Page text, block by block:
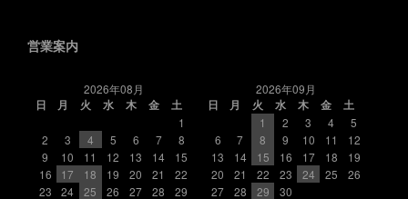
営業案内
2026年08月
日
月 火 水 木 金
土
1
2
3 4 5 6 7
8
9
10 11 12 13 14
15
16
17 18 19 20 21
22
23
24 25 26 27 28 29
2026年09月
日
月 火 水 木 金
土
1
2 3 4
5
6
7 8 9 10 11
12
13
14 15 16 17 18
19
20
21 22 23 24 25
26
27
28 29 30